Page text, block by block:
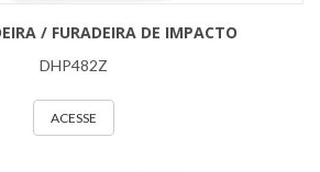
/ FURADEIRA DE IMPACTO
DHP482Z
ACESSE